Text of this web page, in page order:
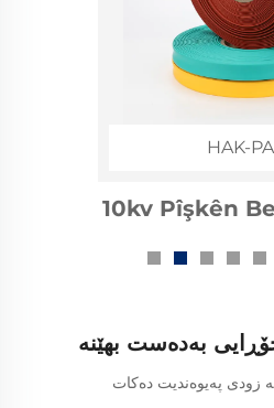
HAK-
10kv Pîşkên
بەدەست بهێنە